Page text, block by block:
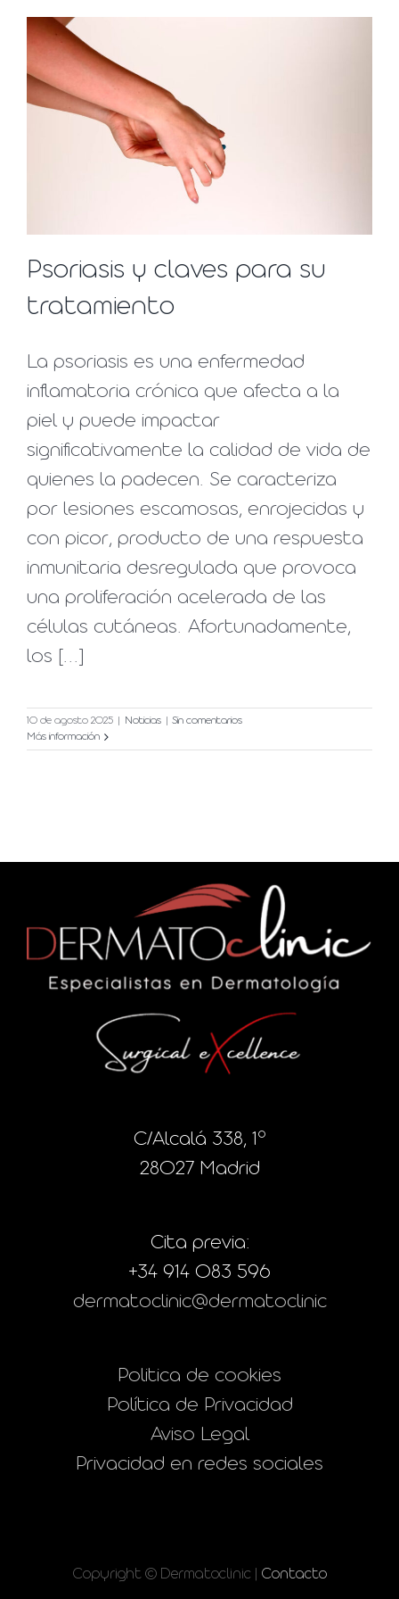
Psoriasis y claves para su
tratamiento
La psoriasis es una enfermedad
inflamatoria crónica que afecta a la
piel y puede impactar
significativamente la calidad de vida de
quienes la padecen. Se caracteriza
por lesiones escamosas, enrojecidas y
con picor, producto de una respuesta
inmunitaria desregulada que provoca
una proliferación acelerada de las
células cutáneas. Afortunadamente,
los [...]
10 de agosto 2025 Noticias
Sin comentarios
Más información
C/Alcalá 338, 1º
28027 Madrid
Cita previa:
+34 914 083 596
dermatoclinic@dermatoclinic
Politica de cookies
Política de Privacidad
Aviso Legal
Privacidad en redes sociales
Copyright © Dermatoclinic | Contacto